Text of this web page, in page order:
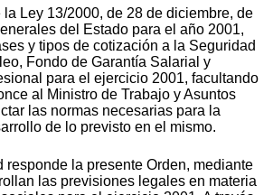
la Ley 13/2000, de 28 de diciembre, de
del Estado para el año 2001,
y tipos de cotización a la Seguridad
Fondo de Garantía Salarial y
para el ejercicio 2001, facultando
al Ministro de Trabajo y Asuntos
las normas necesarias para la
de lo previsto en el mismo.
responde la presente Orden, mediante
las previsiones legales en materia